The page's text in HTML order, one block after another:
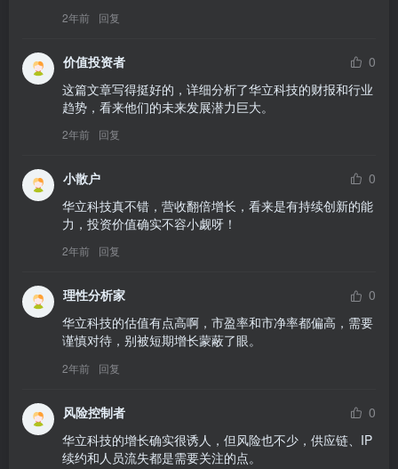
2年前 回复
价值投资者
0
这篇文章写得挺好的，详细分析了华立科技的财报和行业
趋势，看来他们的未来发展潜力巨大。
2年前 回复
小散户
0
华立科技真不错，营收翻倍增长，看来是有持续创新的能
力，投资价值确实不容小觑呀！
2年前 回复
理性分析家
0
华立科技的估值有点高啊，市盈率和市净率都偏高，需要
谨慎对待，别被短期增长蒙蔽了眼。
2年前 回复
风险控制者
0
华立科技的增长确实很诱人，但风险也不少，供应链、IP
续约和人员流失都是需要关注的点。